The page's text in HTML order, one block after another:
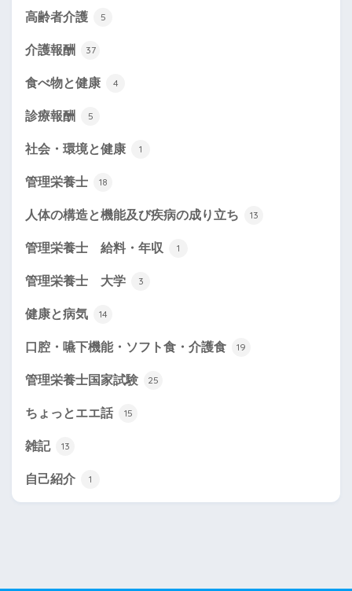
高齢者介護 5
介護報酬 37
食べ物と健康 4
診療報酬 5
社会・環境と健康 1
管理栄養士 18
人体の構造と機能及び疾病の成り立ち 13
管理栄養士 給料・年収 1
管理栄養士 大学 3
健康と病気 14
口腔・嚥下機能・ソフト食・介護食 19
管理栄養士国家試験 25
ちょっとエエ話 15
雑記 13
自己紹介 1